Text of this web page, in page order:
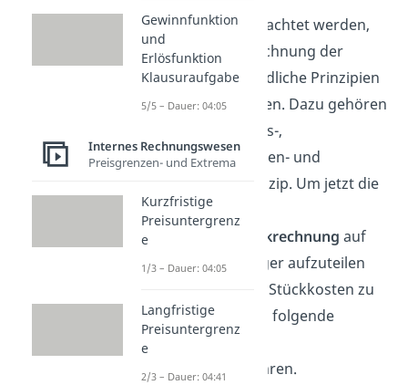
Zunächst muss beachtet werden,
dass für die Verrechnung der
Kosten unterschiedliche Prinzipien
in Betracht kommen. Dazu gehören
das Verursachungs-,
Durchschnittskosten- und
Tragfähigkeitsprinzip. Um jetzt die
Kosten gemäß der
Kostenträgerstückrechnung auf
unsere Kostenträger aufzuteilen
und die jeweiligen Stückkosten zu
berechnen, gibt es folgende
grundlegende
Kalkulationsverfahren.
Gewinnfunktion
und
Erlösfunktion
Klausuraufgabe
5/5 – Dauer: 04:05
Internes Rechnungswesen
Preisgrenzen- und Extrema
Kurzfristige
Preisuntergrenz
e
1/3 – Dauer: 04:05
Langfristige
Preisuntergrenz
e
2/3 – Dauer: 04:41